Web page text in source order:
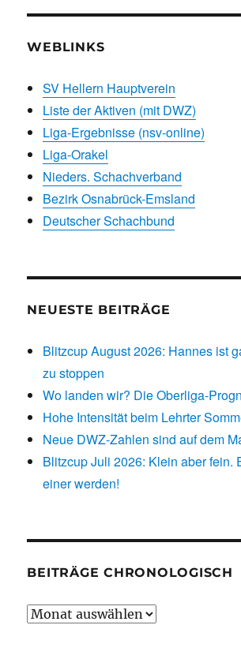
WEBLINKS
SV Hellern Hauptverein
Liste der Aktiven (mit DWZ)
Liga-Ergebnisse (nsv-online)
Liga-Orakel
Nieders. Schachverband
Bezirk Osnabrück-Emsland
Deutscher Schachbund
NEUESTE BEITRÄGE
Blitzcup August 2026: Hannes ist
zu stoppen
Wo landen wir? Die Oberliga-
Hohe Intensität beim Lehrter
Neue DWZ-Zahlen sind auf dem
Blitzcup Juli 2026: Klein aber fein.
einer werden!
BEITRÄGE CHRONOLOGISCH
Beiträge